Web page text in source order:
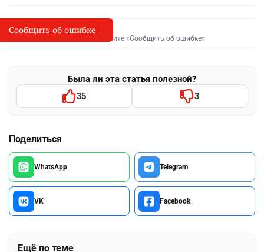
I
Сообщить об опечатке
Выделите фрагмент и нажмите «Сообщить об ошибке»
Была ли эта статья полезной?
35 3
Поделиться
WhatsApp Telegram
VK Facebook
Ещё по теме
Сообщить об ошибке